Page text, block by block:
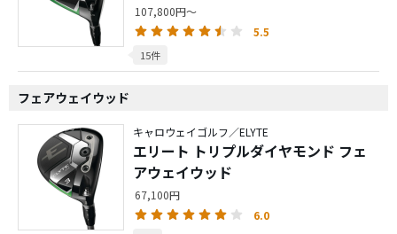
107,800円～
5.5
15件
フェアウェイウッド
キャロウェイゴルフ／ELYTE
エリート トリプルダイヤモンド フェ
アウェイウッド
67,100円
6.0